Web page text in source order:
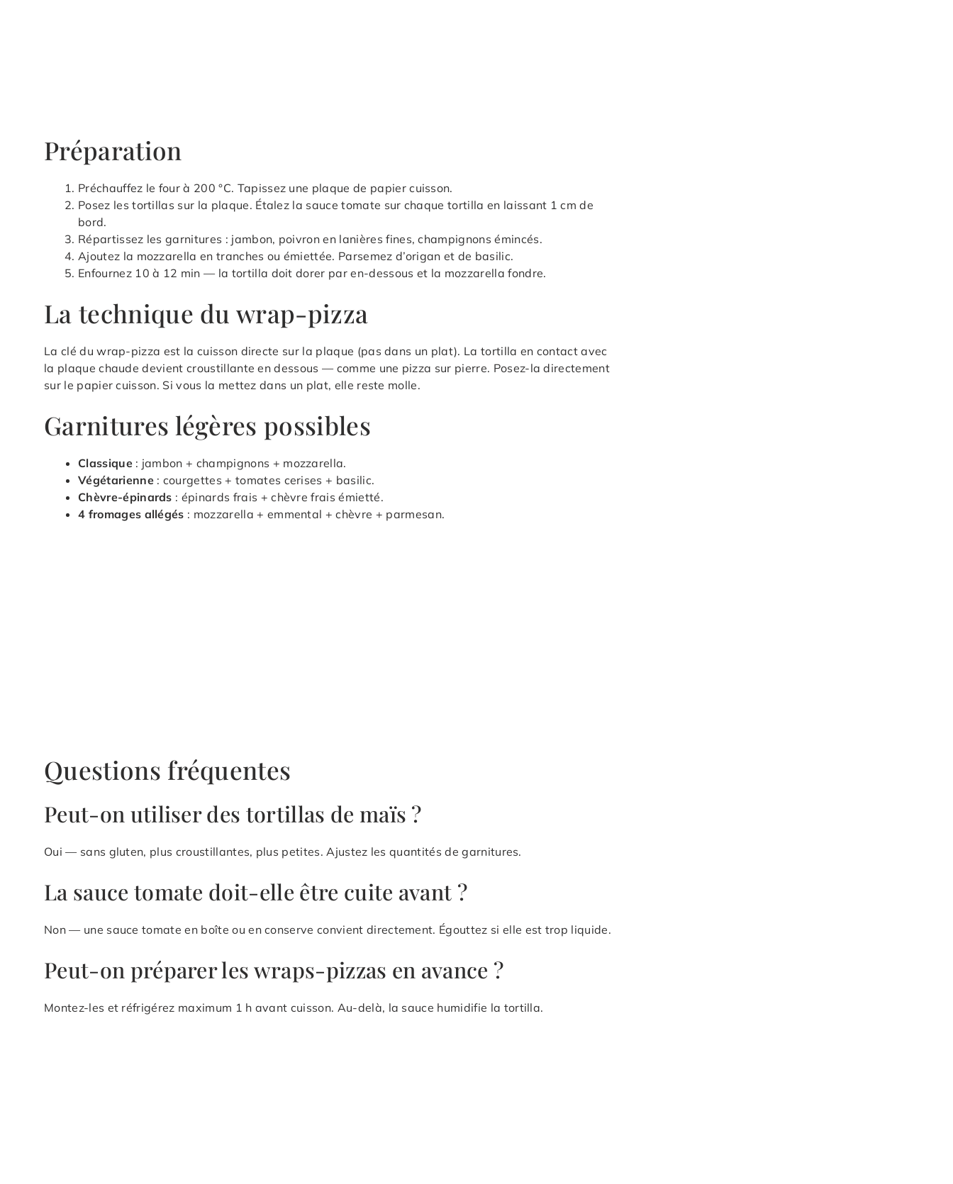
Préparation
Préchauffez le four à 200 °C. Tapissez une plaque de papier cuisson.
Posez les tortillas sur la plaque. Étalez la sauce tomate sur chaque tortilla en laissant 1 cm de
bord.
Répartissez les garnitures : jambon, poivron en lanières fines, champignons émincés.
Ajoutez la mozzarella en tranches ou émiettée. Parsemez d’origan et de basilic.
Enfournez 10 à 12 min — la tortilla doit dorer par en-dessous et la mozzarella fondre.
La technique du wrap-pizza
La clé du wrap-pizza est la cuisson directe sur la plaque (pas dans un plat). La tortilla en contact avec
la plaque chaude devient croustillante en dessous — comme une pizza sur pierre. Posez-la directement
sur le papier cuisson. Si vous la mettez dans un plat, elle reste molle.
Garnitures légères possibles
Classique: jambon + champignons + mozzarella.
Végétarienne: courgettes + tomates cerises + basilic.
Chèvre-épinards : épinards frais + chèvre frais émietté.
4 fromages allégés : mozzarella + emmental + chèvre + parmesan.
Questions fréquentes
Peut-on utiliser des tortillas de maïs ?
Oui — sans gluten, plus croustillantes, plus petites. Ajustez les quantités de garnitures.
La sauce tomate doit-elle être cuite avant ?
Non — une sauce tomate en boîte ou en conserve convient directement. Égouttez si elle est trop liquide.
Peut-on préparer les wraps-pizzas en avance ?
Montez-les et réfrigérez maximum 1 h avant cuisson. Au-delà, la sauce humidifie la tortilla.